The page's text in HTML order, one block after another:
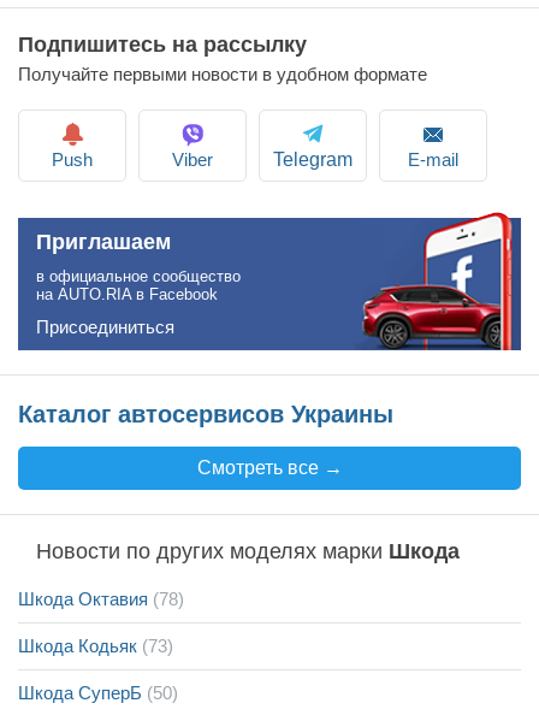
Подпишитесь на рассылку
Получайте первыми новости в удобном формате
Push Viber Telegram E-mail
Приглашаем
в официальное сообщество
на AUTO.RIA в Facebook
Присоединиться
Каталог автосервисов Украины
Смотреть все →
Новости по других моделях марки Шкода
Шкода Октавия (78)
Шкода Кодьяк (73)
Шкода СуперБ (50)